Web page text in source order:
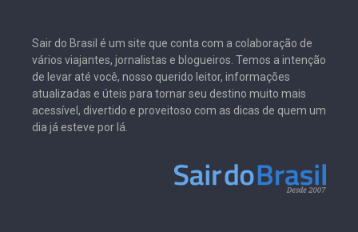
Sair do Brasil é um site que conta com a colaboração de
vários viajantes, jornalistas e blogueiros. Temos a intenção
de levar até você, nosso querido leitor, informações
atualizadas e úteis para tornar seu destino muito mais
acessível, divertido e proveitoso com as dicas de quem um
dia já esteve por lá.